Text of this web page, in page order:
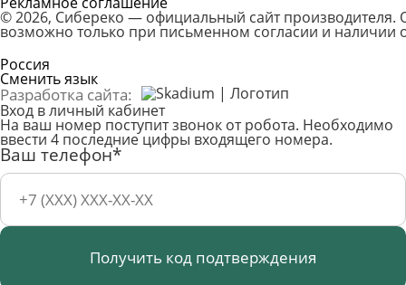
© 2026, Сибереко — официальный сайт
возможно только при письменном согласии и наличии
Россия
Сменить язык
Разработка сайта:
Вход в личный кабинет
На ваш номер поступит звонок от робота. Необходимо
ввести 4 последние цифры входящего номера.
Ваш телефон*
Получить код подтверждения